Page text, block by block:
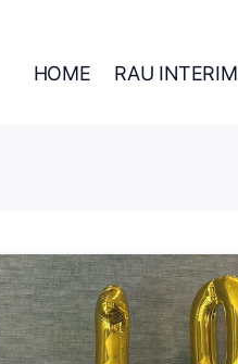
HOME RAU INTERIM